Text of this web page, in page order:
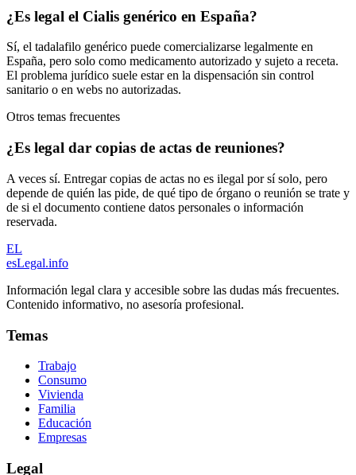
¿Es legal el Cialis genérico en España?
Sí, el tadalafilo genérico puede comercializarse legalmente en
España, pero solo como medicamento autorizado y sujeto a receta.
El problema jurídico suele estar en la dispensación sin control
sanitario o en webs no autorizadas.
Otros temas frecuentes
¿Es legal dar copias de actas de reuniones?
A veces sí. Entregar copias de actas no es ilegal por sí solo, pero
depende de quién las pide, de qué tipo de órgano o reunión se trate y
de si el documento contiene datos personales o información
reservada.
EL
esLegal.info
Información legal clara y accesible sobre las dudas más frecuentes.
Contenido informativo, no asesoría profesional.
Temas
Trabajo
Consumo
Vivienda
Familia
Educación
Empresas
Legal